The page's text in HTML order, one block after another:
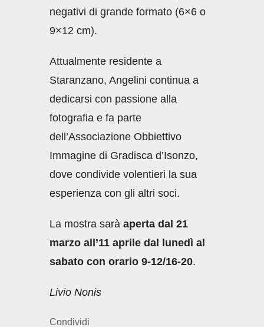
negativi di grande formato (6×6 o
9×12 cm).
Attualmente residente a
Staranzano, Angelini continua a
dedicarsi con passione alla
fotografia e fa parte
dell’Associazione Obbiettivo
Immagine di Gradisca d’Isonzo,
dove condivide volentieri la sua
esperienza con gli altri soci.
La mostra sarà aperta dal 21
marzo all’11 aprile dal lunedì al
sabato con orario 9-12/16-20.
Livio Nonis
Condividi